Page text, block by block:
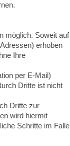
möglich. Soweit auf
erhoben
Ihre
per E-Mail)
Dritte ist nicht
Dritte zur
wird hiermit
Schritte im Falle